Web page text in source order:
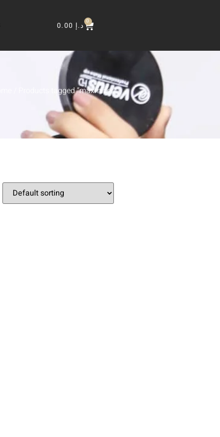
د.إ 0
/ Products tagged “maxmizer”